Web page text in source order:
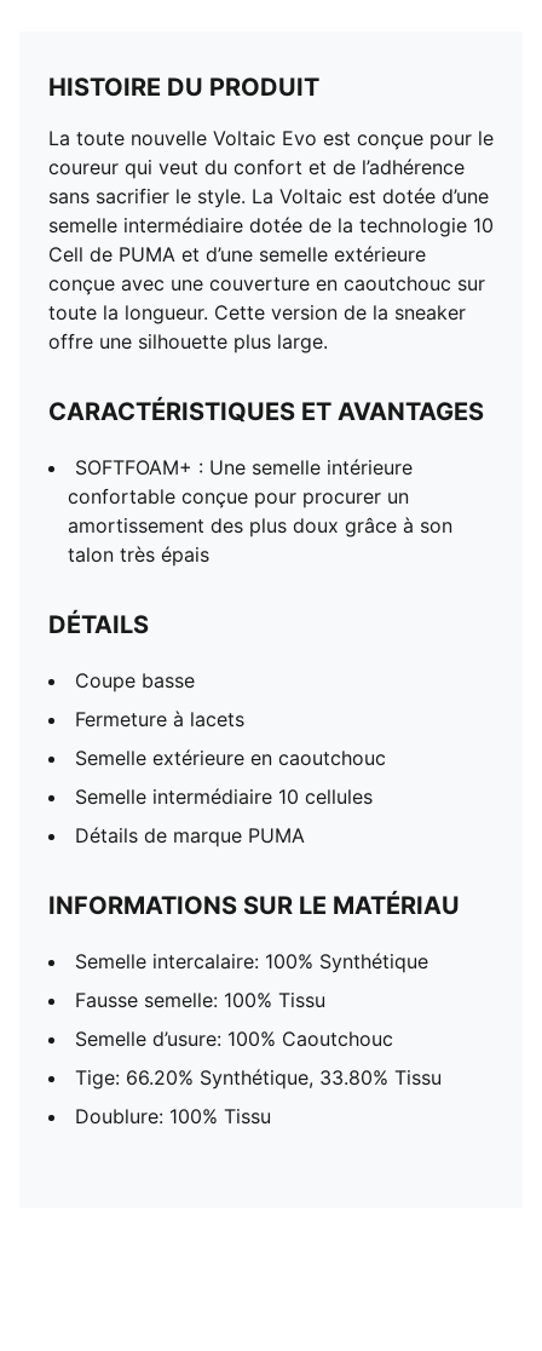
HISTOIRE DU PRODUIT
La toute nouvelle Voltaic Evo est conçue pour le
coureur qui veut du confort et de l’adhérence
sans sacrifier le style. La Voltaic est dotée d’une
semelle intermédiaire dotée de la technologie 10
Cell de PUMA et d’une semelle extérieure
conçue avec une couverture en caoutchouc sur
toute la longueur. Cette version de la sneaker
offre une silhouette plus large.
CARACTÉRISTIQUES ET AVANTAGES
SOFTFOAM+ : Une semelle intérieure
confortable conçue pour procurer un
amortissement des plus doux grâce à son
talon très épais
DÉTAILS
Coupe basse
Fermeture à lacets
Semelle extérieure en caoutchouc
Semelle intermédiaire 10 cellules
Détails de marque PUMA
INFORMATIONS SUR LE MATÉRIAU
Semelle intercalaire: 100% Synthétique
Fausse semelle: 100% Tissu
Semelle d’usure: 100% Caoutchouc
Tige: 66.20% Synthétique, 33.80% Tissu
Doublure: 100% Tissu